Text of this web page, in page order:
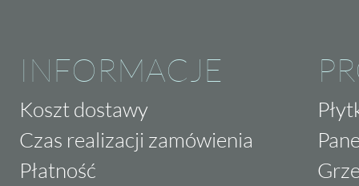
INFORMACJE
Koszt dostawy
Czas realizacji zamówienia
Płatność